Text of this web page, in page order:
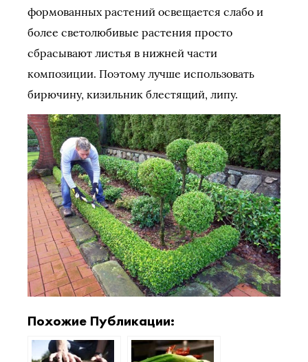
формованных растений освещается слабо и
более светолюбивые растения просто
сбрасывают листья в нижней части
композиции. Поэтому лучше использовать
бирючину, кизильник блестящий, липу.
Похожие Публикации: